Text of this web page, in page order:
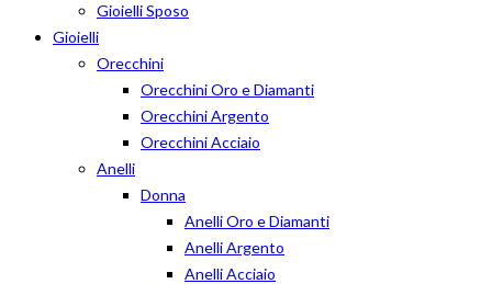
Gioielli Sposo
Gioielli
Orecchini
Orecchini Oro e Diamanti
Orecchini Argento
Orecchini Acciaio
Anelli
Donna
Anelli Oro e Diamanti
Anelli Argento
Anelli Acciaio